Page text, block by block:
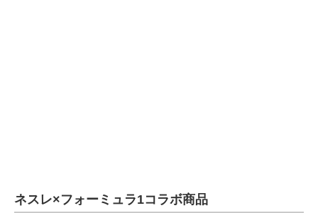
ネスレ×フォーミュラ1コラボ商品